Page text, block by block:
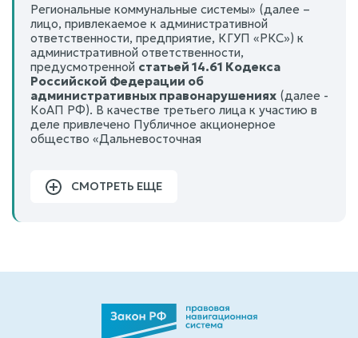
Региональные коммунальные системы» (далее –
лицо, привлекаемое к административной
ответственности, предприятие, КГУП «РКС») к
административной ответственности,
предусмотренной статьей 14.61 Кодекса
Российской Федерации об
административных правонарушениях (далее -
КоАП РФ). В качестве третьего лица к участию в
деле привлечено Публичное акционерное
общество «Дальневосточная
СМОТРЕТЬ ЕЩЕ